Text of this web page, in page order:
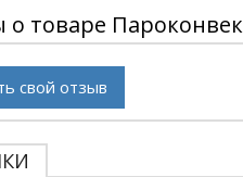
товаре
свой отзыв